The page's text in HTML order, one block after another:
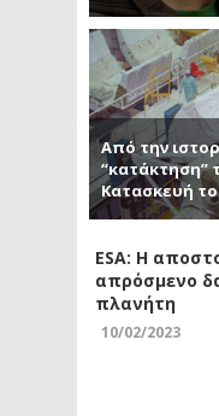
Από την
“κατάκτηση”
Κατασκευή
ESA: Η
απρόσμενο
πλανήτη
10/02/2023